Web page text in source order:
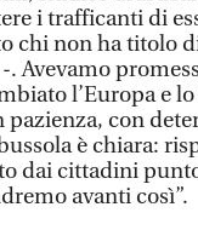
i trafficanti di
chi non ha titolo
. Avevamo
l’Europa e
pazienza, con
è chiara:
dai cittadini
avanti così”.